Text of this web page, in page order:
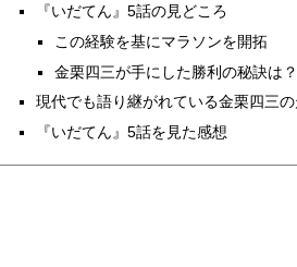
『いだてん』5話の見どころ
この経験を基にマラソンを開拓
金栗四三が手にした勝利の秘訣は？
現代でも語り継がれている金栗四三の
『いだてん』5話を見た感想